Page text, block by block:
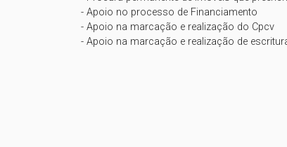
- Apoio no processo de Financiamento
- Apoio na marcação e realização do Cpcv
- Apoio na marcação e realização de